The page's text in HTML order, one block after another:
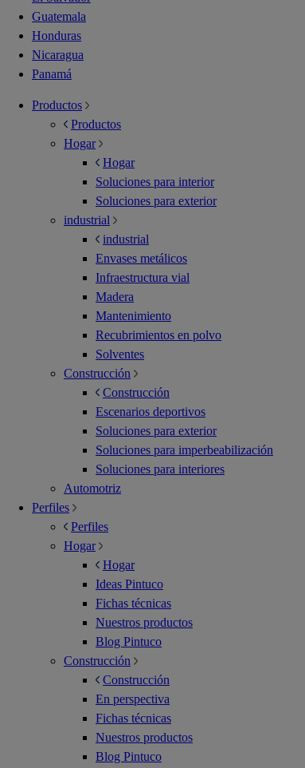
Guatemala
Honduras
Nicaragua
Panamá
Productos
Productos
Hogar
Hogar
Soluciones para interior
Soluciones para exterior
industrial
industrial
Envases metálicos
Infraestructura vial
Madera
Mantenimiento
Recubrimientos en polvo
Solventes
Construcción
Construcción
Escenarios deportivos
Soluciones para exterior
Soluciones para imperbeabilización
Soluciones para interiores
Automotriz
Perfiles
Perfiles
Hogar
Hogar
Ideas Pintuco
Fichas técnicas
Nuestros productos
Blog Pintuco
Construcción
Construcción
En perspectiva
Fichas técnicas
Nuestros productos
Blog Pintuco